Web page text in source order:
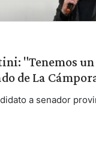
"Tenemos
de La
a senador